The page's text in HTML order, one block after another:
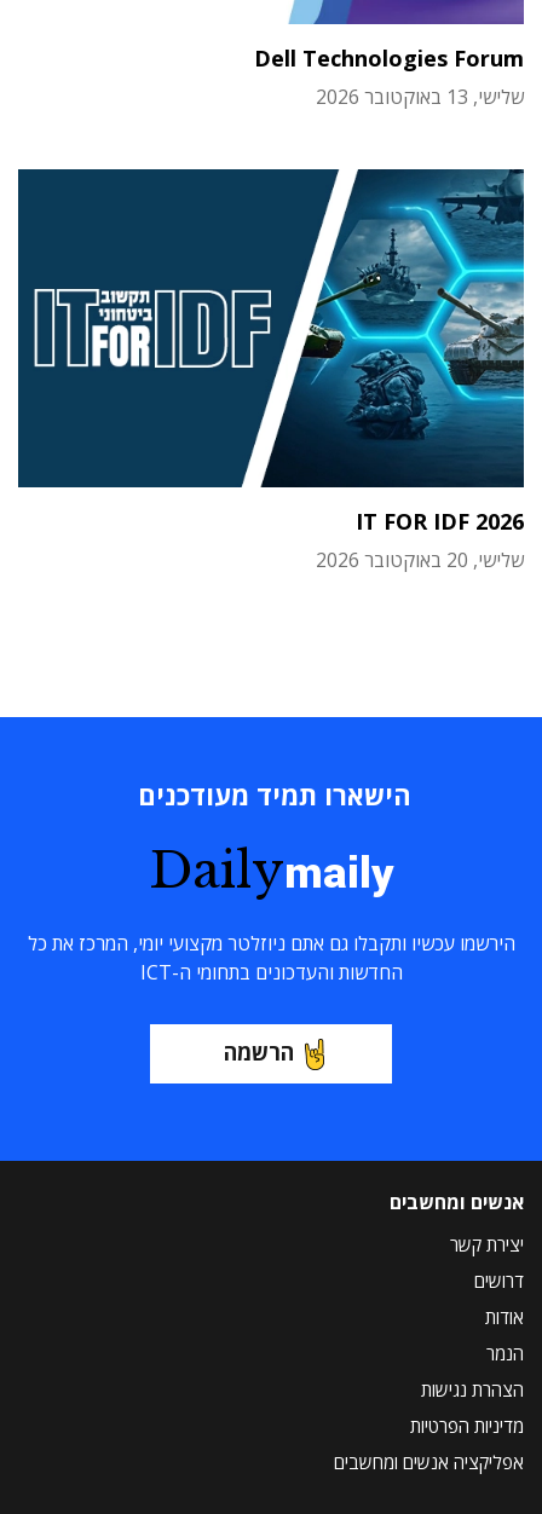
Dell Technologies Forum
שלישי, 13 באוקטובר 2026
IT FOR IDF 2026
שלישי, 20 באוקטובר 2026
הישארו תמיד מעודכנים
Dailymaily
הירשמו עכשיו ותקבלו גם אתם ניוזלטר מקצועי יומי, המרכז את כל
החדשות והעדכונים בתחומי ה-ICT
הרשמה
אנשים ומחשבים
יצירת קשר
דרושים
אודות
הנמר
הצהרת נגישות
מדיניות הפרטיות
אפליקציה אנשים ומחשבים